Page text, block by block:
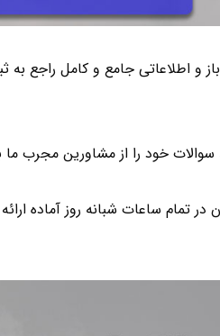
و اطلاعاتی جامع و کامل راجع
خود را از مشاورین مجرب ما
ساعات شبانه روز آماده